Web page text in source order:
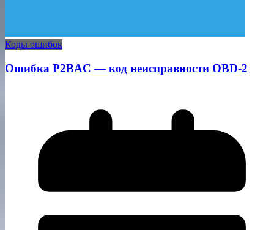
Коды ошибок
Ошибка P2BAC — код неисправности OBD-2